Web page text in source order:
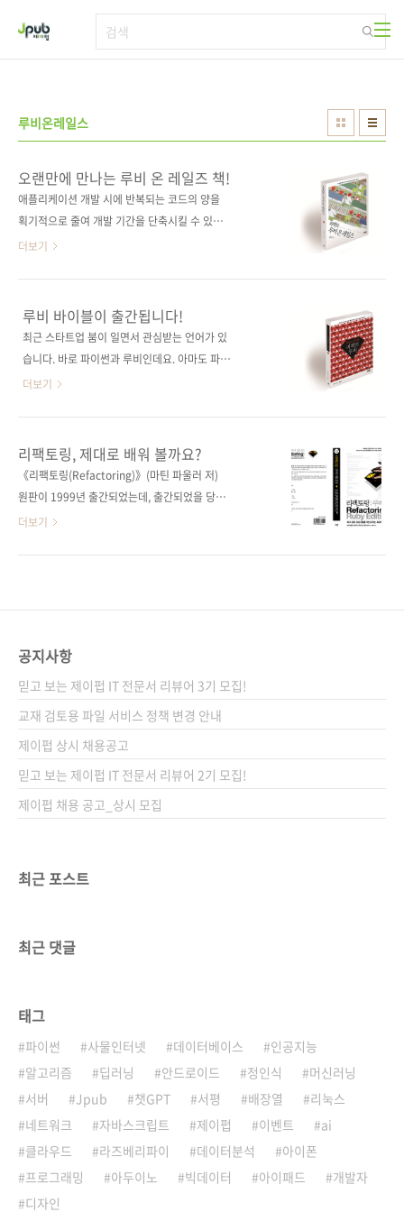
루비온레일스
오랜만에 만나는 루비 온 레일즈 책!
애플리케이션 개발 시에 반복되는 코드의 양을
획기적으로 줄여 개발 기간을 단축시킬 수 있다
는 장점 때문에 우리나라는 물론, 실리콘 밸리를
이 바로 루비 온 레일즈(Ruby on Rails)입니다.
그런데 국내에는 참고할 만한 레퍼런스나 도서
가 별로 없어 관심은 있지만 제대로 배울 기회가
만, 모두 2010년 이전에 출간된 책이라 절판되
지 않고 판매되고 있는 서적도 버전 차이로 학습
나라에도 최신 버전의 제대로 된 책 하나는 있어
야 하겠다고 판단해서 만든 책인데요. 출간되기
전에 먼저 살펴보신 베타리더들로부터도 내용과
구..
더보기
루비 바이블이 출간됩니다!
최근 스타트업 붐이 일면서 관심받는 언어가 있
습니다. 바로 파이썬과 루비인데요. 아마도 파이
썬은 다른 어떤 인터프리트 언어보다도 DB, 서
고, 루비(루비온레일즈 포함)는 고객 중심의 제
품을 그 어떤 언어나 프레임워크보다도 빨리 만
들어낼 수 있기 때문이지 않나 짐작해 봅니다. 사
많이 사용하지 않않지만, 다른 언어에 비해 생산
성을 담보한다는 매력 때문에 앞으로 더 많은 관
는 것도 흥미로울 것 ..
더보기
리팩토링, 제대로 배워 볼까요?
《리팩토링(Refactoring)》(마틴 파울러 저)
원판이 1999년 출간되었는데, 출간되었을 당시
에 정말 날개돋친 듯 판매되었고, 최근에도 매년
의 루비 버전판이 새롭게 출간됩니다. 마틴 파울
팩토링 기법을 추가하고, 기존 리팩토링 기법 중
루비 버전에 맞지 않는 내용은 삭제하는 등의 과
정을 거쳤습니다. 켄트 벡(Kent Beck)이 명예
저자로 참가하였고, 자바와 루비 언어에 정통한
제이 필즈(Jay Fields)와 셰인 ..
더보기
공지사항
믿고 보는 제이펍 IT 전문서 리뷰어 3기 모집!
교재 검토용 파일 서비스 정책 변경 안내
제이펍 상시 채용공고
믿고 보는 제이펍 IT 전문서 리뷰어 2기 모집!
제이펍 채용 공고_상시 모집
최근 포스트
최근 댓글
태그
파이썬 사물인터넷 데이터베이스
인공지능
알고리즘
딥러닝 안드로이드 정인식
머신러닝
서버
Jpub 챗GPT 서평 배장열
리눅스
네트워크
자바스크립트 제이펍 이벤트
ai
클라우드
라즈베리파이 데이터분석
아이폰
프로그래밍
아두이노 빅데이터 아이패드
개발자
디자인